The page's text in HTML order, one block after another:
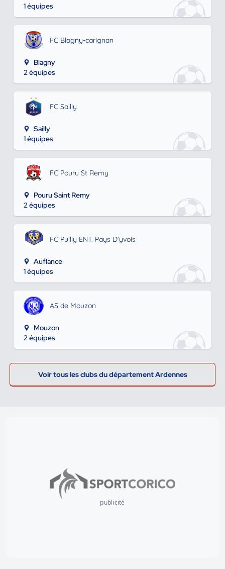
1 équipes
FC Blagny-carignan
Blagny
2 équipes
FC Sailly
Sailly
1 équipes
FC Pouru St Remy
Pouru Saint Remy
2 équipes
FC Puilly ENT. Pays D'yvois
Auflance
1 équipes
AS de Mouzon
Mouzon
2 équipes
Voir tous les clubs du département Ardennes
publicité